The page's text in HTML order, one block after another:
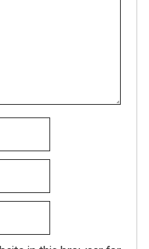
सब्सिडी के साथ मिलता है 1